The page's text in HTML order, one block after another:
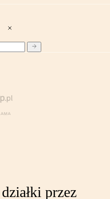
przez